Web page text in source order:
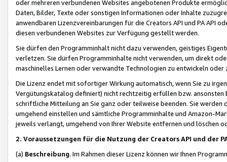
oder mehreren verbundenen Websites angebotenen Produkte
Daten, Bilder, Texte oder sonstigen Informationen oder Inhalte
anwendbaren Lizenzvereinbarungen für die Creators API und PA API
diesen verbundenen Websites zur Verfügung gestellt werden.
Sie dürfen den Programminhalt nicht dazu verwenden, geistiges
verletzen. Sie dürfen Programminhalte nicht verwenden, um direkt
maschinelles Lernen oder verwandte Technologien zu entwickeln
Die Lizenz endet mit sofortiger Wirkung automatisch, wenn Sie zu
Vergütungskatalog definiert) nicht rechtzeitig erfüllen bzw. ansonsten
schriftliche Mitteilung an Sie ganz oder teilweise beenden. Sie werden
umgehend einstellen und sämtliche Programminhalte und Amazon-
jeweils verlangt, umgehend von Ihrer Website entfernen und löschen
2. Voraussetzungen für die Nutzung der Creators API und der
(a) Beschreibung. Im Rahmen dieser Lizenz können wir Ihnen